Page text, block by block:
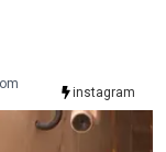
instagram